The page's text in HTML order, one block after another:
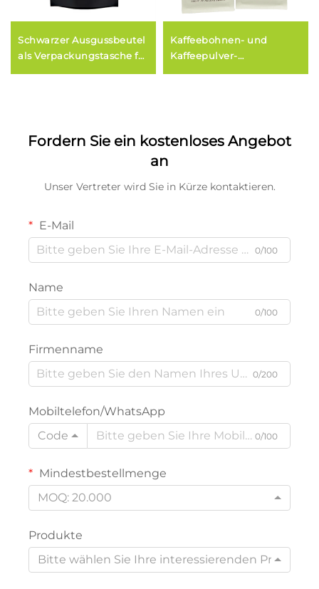
Schwarzer Ausgussbeutel
als Verpackungstasche für
Kaffeebohnen- und
Kaffeepulver-
Fordern Sie ein kostenloses Angebot
an
Unser Vertreter wird Sie in Kürze kontaktieren.
E-Mail
0/100
Name
0/100
Firmenname
0/200
Mobiltelefon/WhatsApp
Code
0/100
Mindestbestellmenge
MOQ: 20.000
Produkte
Bitte wählen Sie Ihre interessierenden Produkte